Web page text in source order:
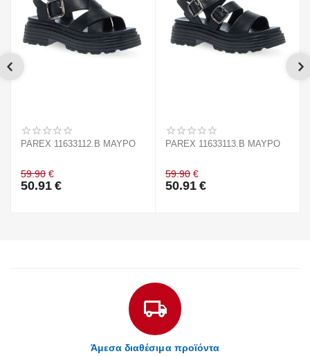
PAREX 11633112.B ΜΑΥΡΟ
59.90 €
50.91 €
PAREX 11633113.B ΜΑΥΡΟ
59.90 €
50.91 €
Άμεσα διαθέσιμα προϊόντα